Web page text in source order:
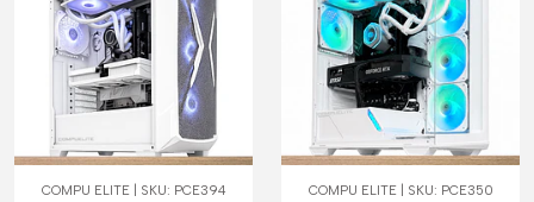
COMPU ELITE | SKU: PCE394 COMPU ELITE | SKU: PCE350